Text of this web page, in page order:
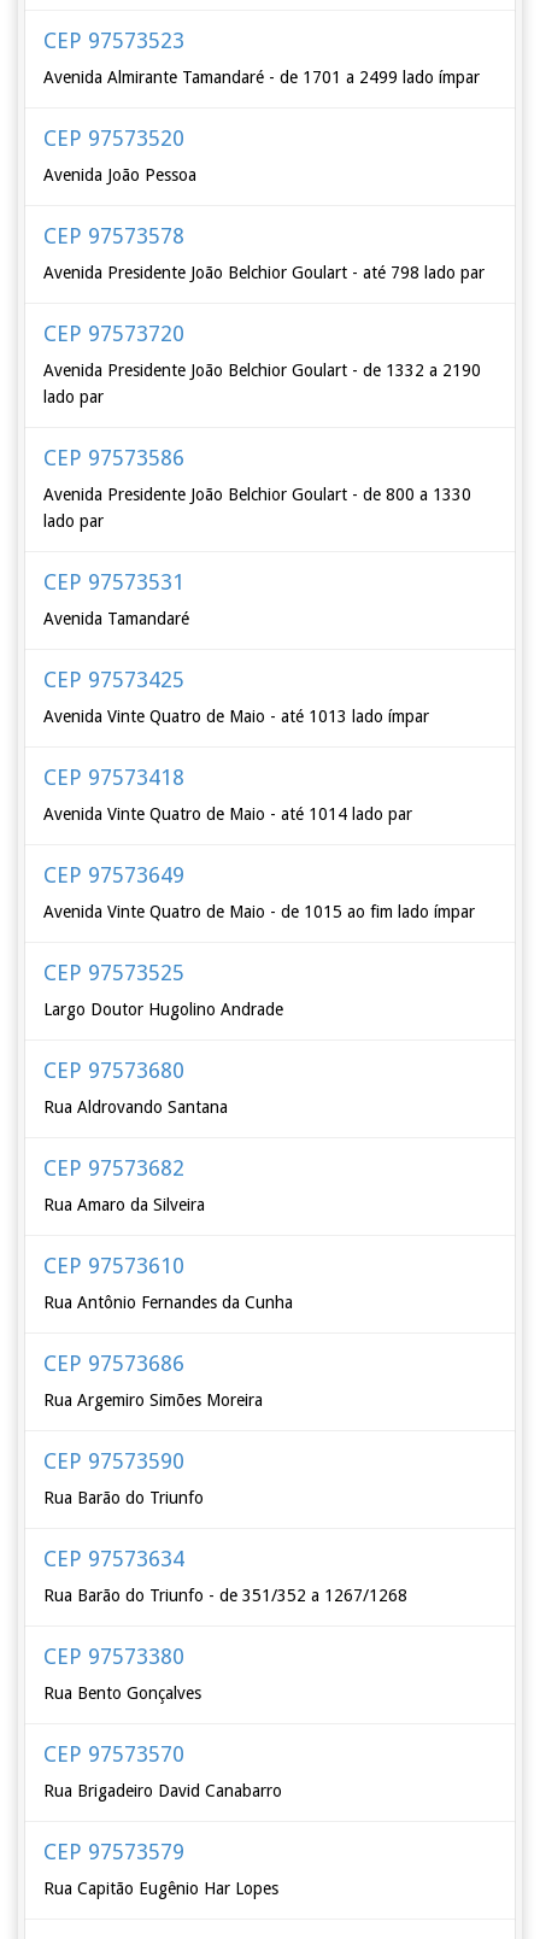
CEP 97573523
Avenida Almirante Tamandaré - de 1701 a 2499 lado ímpar
CEP 97573520
Avenida João Pessoa
CEP 97573578
Avenida Presidente João Belchior Goulart - até 798 lado par
CEP 97573720
Avenida Presidente João Belchior Goulart - de 1332 a 2190
lado par
CEP 97573586
Avenida Presidente João Belchior Goulart - de 800 a 1330
lado par
CEP 97573531
Avenida Tamandaré
CEP 97573425
Avenida Vinte Quatro de Maio - até 1013 lado ímpar
CEP 97573418
Avenida Vinte Quatro de Maio - até 1014 lado par
CEP 97573649
Avenida Vinte Quatro de Maio - de 1015 ao fim lado ímpar
CEP 97573525
Largo Doutor Hugolino Andrade
CEP 97573680
Rua Aldrovando Santana
CEP 97573682
Rua Amaro da Silveira
CEP 97573610
Rua Antônio Fernandes da Cunha
CEP 97573686
Rua Argemiro Simões Moreira
CEP 97573590
Rua Barão do Triunfo
CEP 97573634
Rua Barão do Triunfo - de 351/352 a 1267/1268
CEP 97573380
Rua Bento Gonçalves
CEP 97573570
Rua Brigadeiro David Canabarro
CEP 97573579
Rua Capitão Eugênio Har Lopes